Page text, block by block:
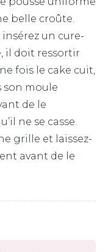
belle croûte.
un cure-
il doit ressortir
fois le cake cuit,
son moule
de le
ne se casse.
grille et laissez-
avant de le